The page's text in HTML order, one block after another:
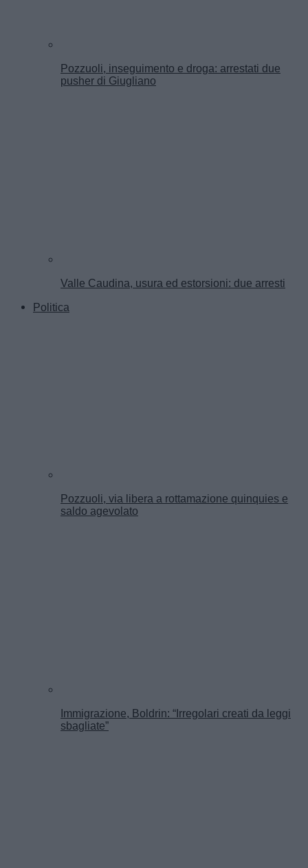
Pozzuoli, inseguimento e droga: arrestati due
pusher di Giugliano
Valle Caudina, usura ed estorsioni: due arresti
Politica
Pozzuoli, via libera a rottamazione quinquies e
saldo agevolato
Immigrazione, Boldrin: “Irregolari creati da leggi
sbagliate”